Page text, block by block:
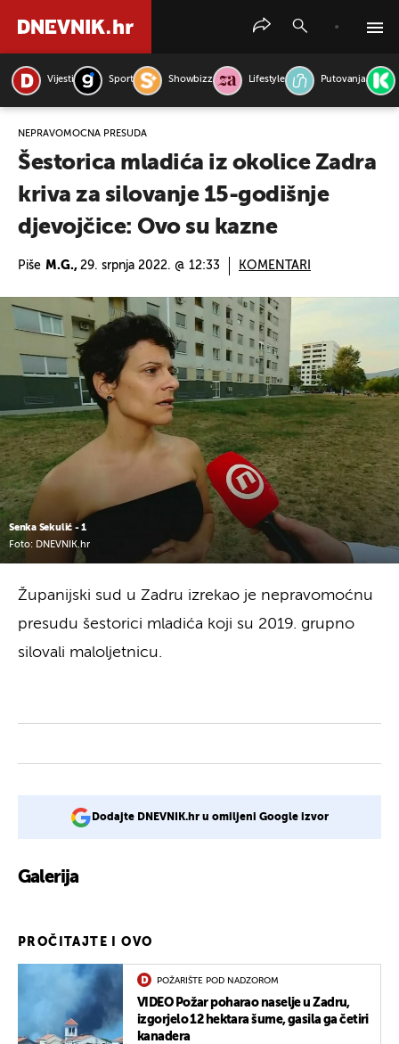
Vijesti Sport Showbizz Lifestyle Putovanja
NEPRAVOMOĆNA PRESUDA
Šestorica mladića iz okolice Zadra
kriva za silovanje 15-godišnje
djevojčice: Ovo su kazne
Piše M.G., 29. srpnja 2022. @ 12:33 KOMENTARI
Senka Sekulić - 1
Foto: DNEVNIK.hr
Županijski sud u Zadru izrekao je nepravomoćnu
presudu šestorici mladića koji su 2019. grupno
silovali maloljetnicu.
Dodajte DNEVNIK.hr u omiljeni Google izvor
Galerija
PROČITAJTE I OVO
POŽARIŠTE POD NADZOROM
VIDEO Požar poharao naselje u Zadru,
izgorjelo 12 hektara šume, gasila ga četiri
kanadera
PRETRAŽITE VIJESTI